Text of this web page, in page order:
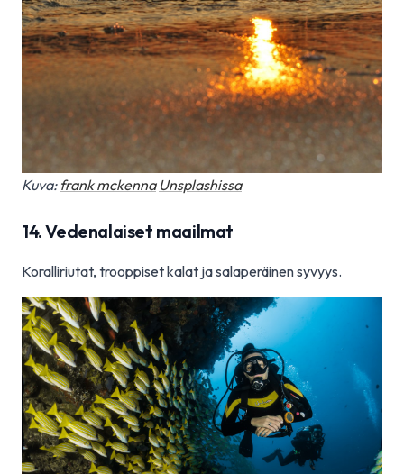
Kuva: frank mckenna Unsplashissa
14. Vedenalaiset maailmat
Koralliriutat, trooppiset kalat ja salaperäinen syvyys.